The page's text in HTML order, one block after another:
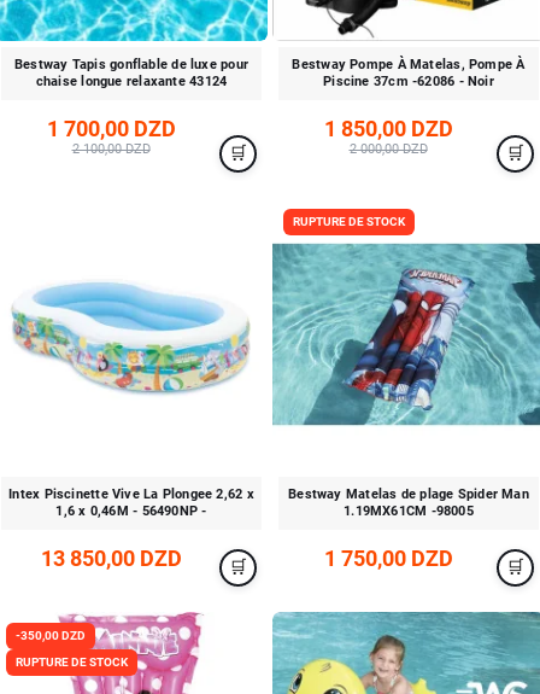
Bestway Tapis gonflable de luxe pour
chaise longue relaxante 43124
1 700,00 DZD
2 100,00 DZD
Bestway Pompe À Matelas, Pompe À
Piscine 37cm -62086 - Noir
1 850,00 DZD
2 000,00 DZD
Intex Piscinette Vive La Plongee 2,62 x
1,6 x 0,46M - 56490NP -
13 850,00 DZD
RUPTURE DE STOCK
Bestway Matelas de plage Spider Man
1.19MX61CM -98005
1 750,00 DZD
-350,00 DZD
RUPTURE DE STOCK